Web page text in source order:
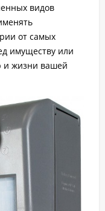
видов
от самых
имуществу или
и жизни вашей